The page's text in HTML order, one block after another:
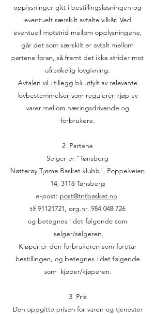
opplysninger gitt i bestillingsløsningen og
eventuelt særskilt avtalte vilkår. Ved
eventuell motstrid mellom opplysningene,
går det som særskilt er avtalt mellom
partene foran, så fremt det ikke strider mot
ufravikelig lovgivning.
Avtalen vil i tillegg bli utfylt av relevante
lovbestemmelser som regulerer kjøp av
varer mellom næringsdrivende og
forbrukere.
2. Partene
Selger er "Tønsberg
Nøtterøy Tjøme Basket klubb", Poppelveien
14, 3118 Tønsberg
e-post: post@tntbasket.no,
tlf 91121721, org.nr. 984 048 726
og betegnes i det følgende som
selger/selgeren.
Kjøper er den forbrukeren som foretar
bestillingen, og betegnes i det følgende
som kjøper/kjøperen.
3. Pris
Den oppgitte prisen for varen og tjenester